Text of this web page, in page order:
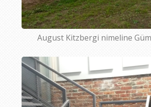
August Kitzbergi nimeline